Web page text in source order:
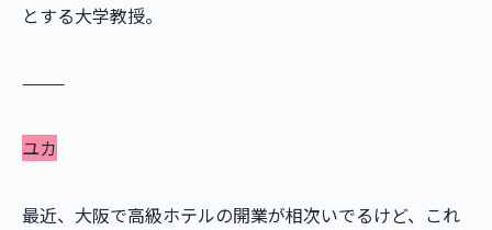
とする大学教授。
⸻
ユカ
最近、大阪で高級ホテルの開業が相次いでるけど、これ